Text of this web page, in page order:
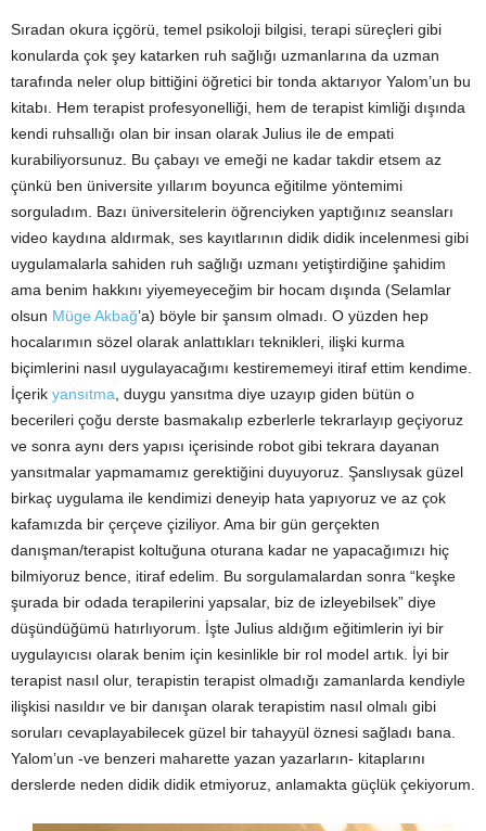
Sıradan okura içgörü, temel psikoloji bilgisi, terapi süreçleri gibi
konularda çok şey katarken ruh sağlığı uzmanlarına da uzman
tarafında neler olup bittiğini öğretici bir tonda aktarıyor Yalom’un bu
kitabı. Hem terapist profesyonelliği, hem de terapist kimliği dışında
kendi ruhsallığı olan bir insan olarak Julius ile de empati
kurabiliyorsunuz. Bu çabayı ve emeği ne kadar takdir etsem az
çünkü ben üniversite yıllarım boyunca eğitilme yöntemimi
sorguladım. Bazı üniversitelerin öğrenciyken yaptığınız seansları
video kaydına aldırmak, ses kayıtlarının didik didik incelenmesi gibi
uygulamalarla sahiden ruh sağlığı uzmanı yetiştirdiğine şahidim
ama benim hakkını yiyemeyeceğim bir hocam dışında (Selamlar
olsun Müge Akbağ’a) böyle bir şansım olmadı. O yüzden hep
hocalarımın sözel olarak anlattıkları teknikleri, ilişki kurma
biçimlerini nasıl uygulayacağımı kestirememeyi itiraf ettim kendime.
İçerik yansıtma, duygu yansıtma diye uzayıp giden bütün o
becerileri çoğu derste basmakalıp ezberlerle tekrarlayıp geçiyoruz
ve sonra aynı ders yapısı içerisinde robot gibi tekrara dayanan
yansıtmalar yapmamamız gerektiğini duyuyoruz. Şanslıysak güzel
birkaç uygulama ile kendimizi deneyip hata yapıyoruz ve az çok
kafamızda bir çerçeve çiziliyor. Ama bir gün gerçekten
danışman/terapist koltuğuna oturana kadar ne yapacağımızı hiç
bilmiyoruz bence, itiraf edelim. Bu sorgulamalardan sonra “keşke
şurada bir odada terapilerini yapsalar, biz de izleyebilsek” diye
düşündüğümü hatırlıyorum. İşte Julius aldığım eğitimlerin iyi bir
uygulayıcısı olarak benim için kesinlikle bir rol model artık. İyi bir
terapist nasıl olur, terapistin terapist olmadığı zamanlarda kendiyle
ilişkisi nasıldır ve bir danışan olarak terapistim nasıl olmalı gibi
soruları cevaplayabilecek güzel bir tahayyül öznesi sağladı bana.
Yalom’un -ve benzeri maharette yazan yazarların- kitaplarını
derslerde neden didik didik etmiyoruz, anlamakta güçlük çekiyorum.